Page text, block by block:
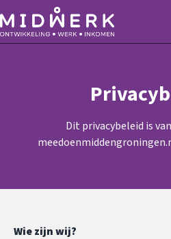
Dit privacybeleid is
Wie zijn wij?